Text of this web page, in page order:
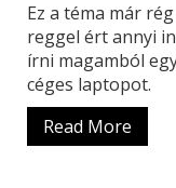
Ez a téma már
reggel ért annyi
írni magamból
céges laptopot.
Read More